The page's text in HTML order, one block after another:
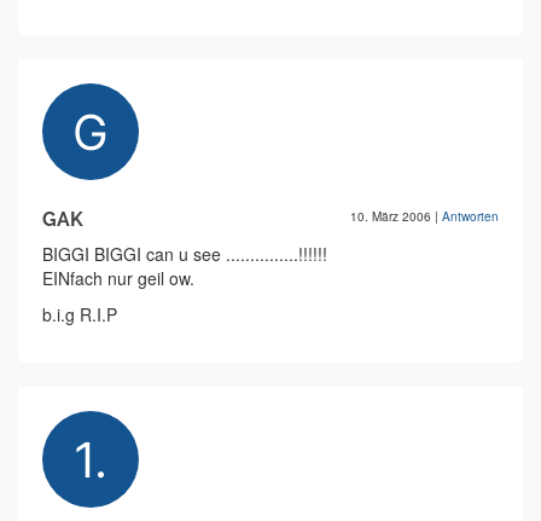
GAK 10. März 2006 | Antworten
BIGGI BIGGI can u see ...............!!!!!!
EINfach nur geil ow.
b.i.g R.I.P